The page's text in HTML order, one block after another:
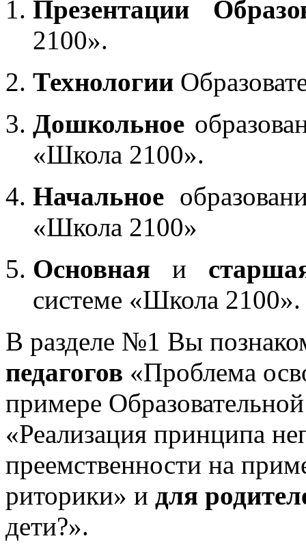
Презентации
2100».
Технологии
Дошкольное
«Школа 2100».
Начальное
«Школа 2100»
Основная и
системе «Школа 2100».
В разделе №1 Вы
педагогов «Проблема
примере
«Реализация принципа
преемственности на
риторики» и для
дети?».